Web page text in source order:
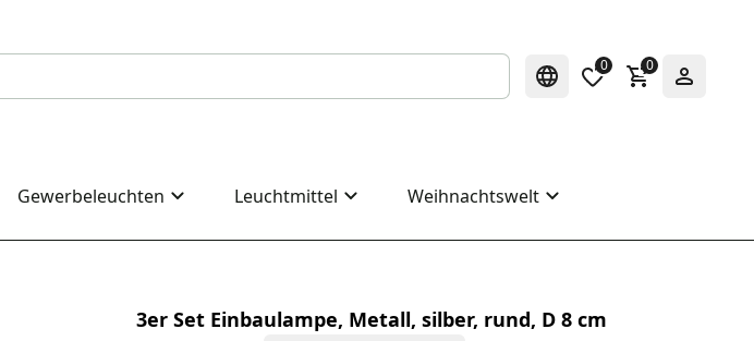
0 0
Gewerbeleuchten Leuchtmittel Weihnachtswelt
3er Set Einbaulampe, Metall, silber, rund, D 8 cm